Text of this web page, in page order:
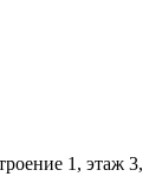
1, этаж 3,